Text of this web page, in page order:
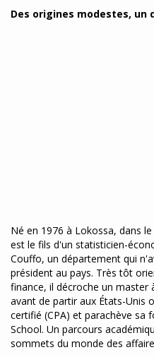
Des origines modestes, un
Né en 1976 à Lokossa, dans
est le fils d'un statisticien-
Couffo, un département qui
président au pays. Très tôt
finance, il décroche un
avant de partir aux États-Unis
certifié (CPA) et parachève sa
School. Un parcours
sommets du monde des